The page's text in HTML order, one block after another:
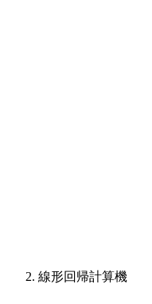
線形回帰計算機